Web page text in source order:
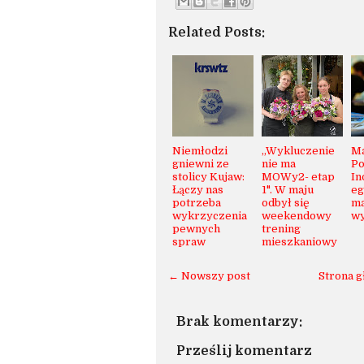
Related Posts:
Niemłodzi
gniewni ze
stolicy Kujaw:
Łączy nas
potrzeba
wykrzyczenia
pewnych
spraw
„Wykluczenie
nie ma
MOWy2- etap
1". W maju
odbył się
weekendowy
trening
mieszkaniowy
← Nowszy post Strona
Brak komentarzy:
Prześlij komentarz